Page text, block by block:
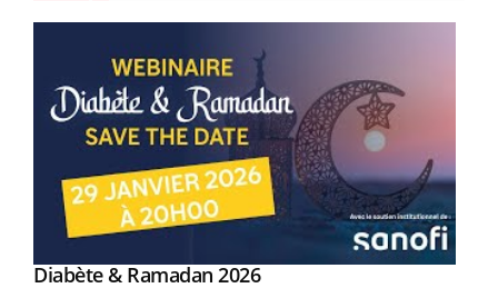
Youtube
Diabète & Ramadan 2026Youtube